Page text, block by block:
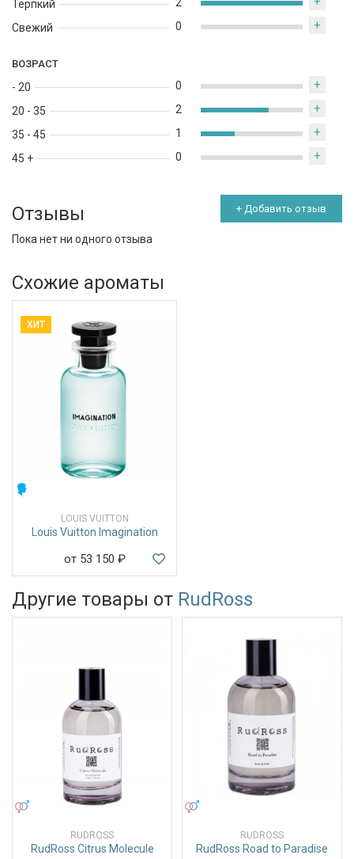
Терпкий
Свежий
0 +
ВОЗРАСТ
- 20
20 - 35
35 - 45
45 +
0 +
2 +
1 +
0 +
Отзывы + Добавить отзыв
Пока нет ни одного отзыва
Схожие ароматы
ХИТ
LOUIS VUITTON
Louis Vuitton Imagination
от 53 150 ₽
Другие товары от RudRoss
УНИСЕКС
RUDROSS
RudRoss Citrus Molecule
RUDROSS
RudRoss Road to Paradise